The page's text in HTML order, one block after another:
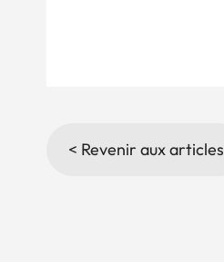
< Revenir aux articles